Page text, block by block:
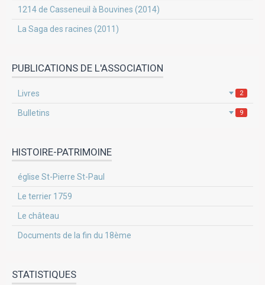
1214 de Casseneuil à Bouvines (2014)
La Saga des racines (2011)
PUBLICATIONS DE L'ASSOCIATION
Livres 2
Bulletins 9
HISTOIRE-PATRIMOINE
église St-Pierre St-Paul
Le terrier 1759
Le château
Documents de la fin du 18ème
STATISTIQUES